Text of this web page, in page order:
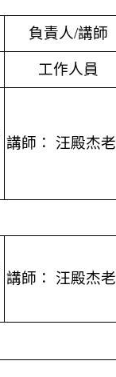
負責人/講師
工作人員
講師： 汪殿杰
講師： 汪殿杰